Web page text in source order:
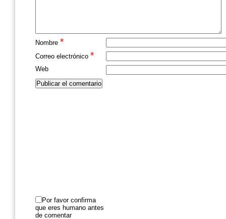
Nombre *
Correo electrónico *
Web
Por favor confirma
que eres humano antes
de comentar